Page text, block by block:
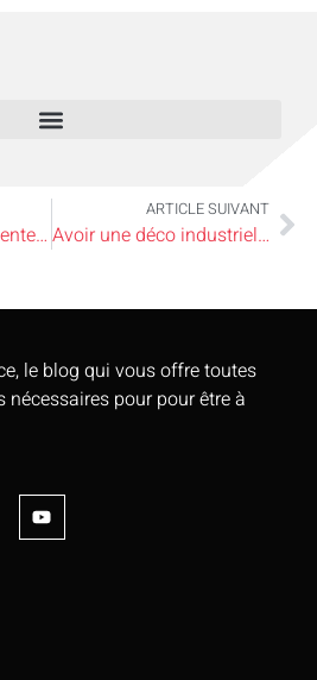
4 conseils pour présenter vos collections de manière esthétique
ARTICLE SUIVANT
Avoir une déco industrielle réussie : nos astuces
le blog qui vous offre toutes
pour pour être à